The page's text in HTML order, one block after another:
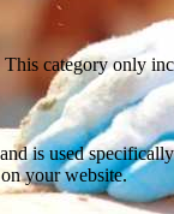
category only
is used
your website.